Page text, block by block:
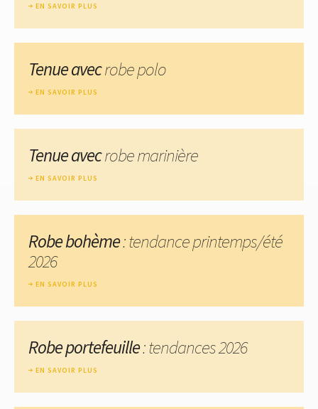
EN SAVOIR PLUS
Tenue avecrobe polo
EN SAVOIR PLUS
Tenue avecrobe marinière
EN SAVOIR PLUS
Robe bohème: tendance printemps/été
2026
EN SAVOIR PLUS
Robe portefeuille: tendances 2026
EN SAVOIR PLUS